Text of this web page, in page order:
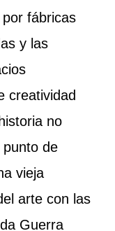
fábricas
y las
creatividad
no
de
vieja
arte con las
Guerra